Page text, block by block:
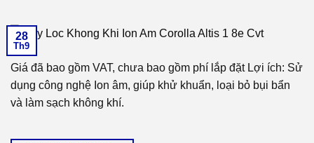
28
Th9
Giá đã bao gồm VAT, chưa bao gồm phí lắp đặt Lợi ích: Sử
dụng công nghệ Ion âm, giúp khử khuẩn, loại bỏ bụi bẩn
và làm sạch không khí.